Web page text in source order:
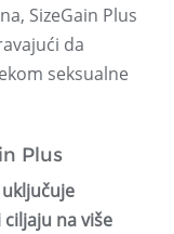
SizeGain Plus
da
seksualne
Plus
na više